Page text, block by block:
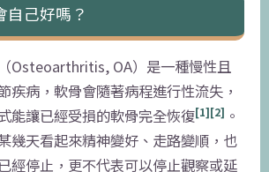
自己好嗎？
Osteoarthritis, OA）是一種慢性且
疾病，軟骨會隨著病程進行性流失，
能讓已經受損的軟骨完全恢復[1][2] 。
幾天看起來精神變好、走路變順，也
經停止，更不代表可以停止觀察或延